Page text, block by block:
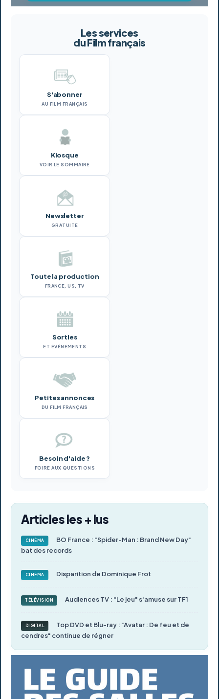
Les services
du Film français
S'abonner
AU FILM FRANÇAIS
Kiosque
VOIR LE SOMMAIRE
Newsletter
GRATUITE
Toute la production
FRANCE, US, TV
Sorties
ET ÉVÉNEMENTS
Petites annonces
DU FILM FRANÇAIS
Besoin d'aide ?
FOIRE AUX QUESTIONS
Articles les + lus
CINÉMA
BO France : "Spider-Man : Brand New Day"
bat des records
CINÉMA Disparition de Dominique Frot
TÉLÉVISION Audiences TV : "Le jeu" s'amuse sur TF1
DIGITAL
Top DVD et Blu-ray : "Avatar : De feu et de
cendres" continue de régner